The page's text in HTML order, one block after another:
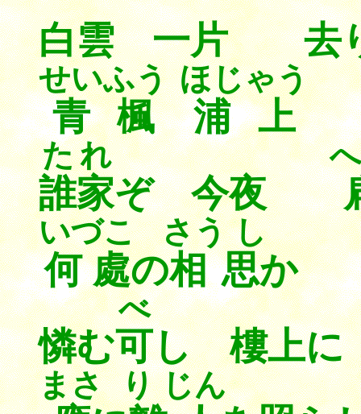
白雲 一片 去
青楓
せいふう
浦上
ほじゃう
誰家
たれ
ぞ 今夜
何處
いづこ
の相思
さう し
か
憐む可
べ
し 樓上
まさ り じん